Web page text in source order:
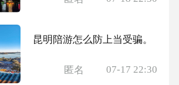
昆明陪游怎么防上当受骗。
匿名 07-17 22:30